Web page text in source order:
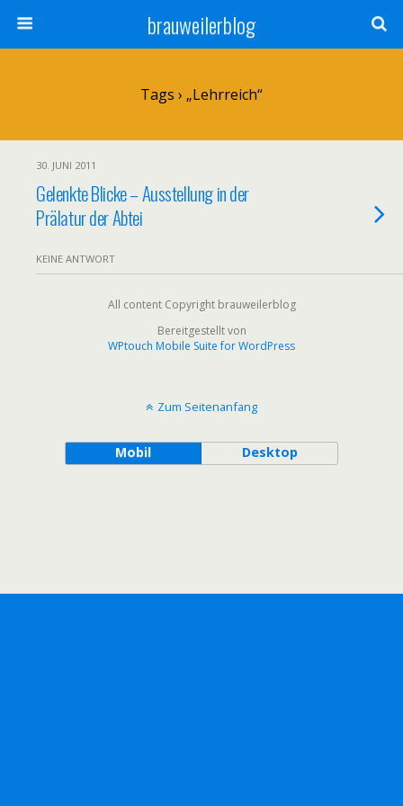
brauweilerblog
Tags › „lehrreich“
30. JUNI 2011
Gelenkte Blicke – Ausstellung in der
Prälatur der Abtei
KEINE ANTWORT
All content Copyright brauweilerblog
Bereitgestellt von
WPtouch Mobile Suite for WordPress
Zum Seitenanfang
Mobil Desktop